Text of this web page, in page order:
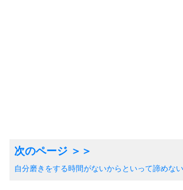
自分磨きをする時間がないからといって諦めない